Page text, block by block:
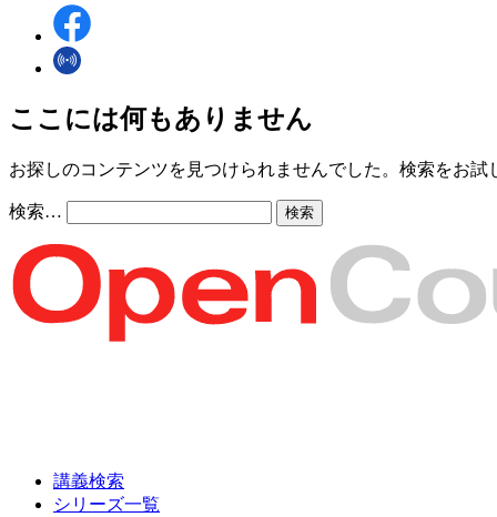
ここには何もありません
お探しのコンテンツを見つけられませんでした。検索をお試
検索…
講義検索
シリーズ一覧